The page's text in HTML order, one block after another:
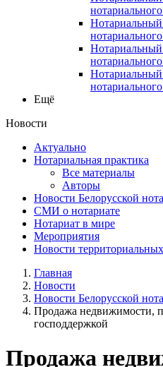
Ещё
Новости
Актуально
Нотариальная практика
Все материалы
Авторы
Новости Белорусской
СМИ о нотариате
Нотариат в мире
Мероприятия
Новости
Главная
Новости
Новости Белорусской
Продажа недвижимости,
господдержкой
Продажа